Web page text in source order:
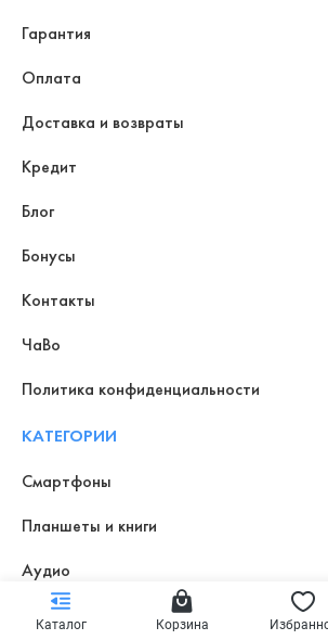
Каталог Корзина
Гарантия
Оплата
Доставка и возвраты
Кредит
Блог
Бонусы
Контакты
ЧаВо
Политика конфиденциальности
КАТЕГОРИИ
Смартфоны
Планшеты и книги
Аудио
Компьютерная техника